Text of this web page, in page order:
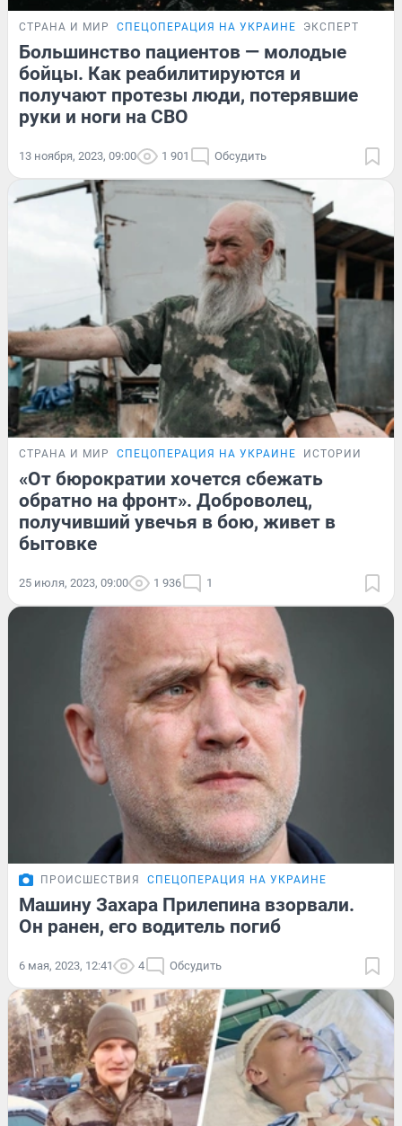
СТРАНА И МИР СПЕЦОПЕРАЦИЯ НА УКРАИНЕ ЭКСПЕРТ
Большинство пациентов — молодые
бойцы. Как реабилитируются и
получают протезы люди, потерявшие
руки и ноги на СВО
13 ноября, 2023, 09:00 1 901 Обсудить
СТРАНА И МИР СПЕЦОПЕРАЦИЯ НА УКРАИНЕ ИСТОРИИ
«От бюрократии хочется сбежать
обратно на фронт». Доброволец,
получивший увечья в бою, живет в
бытовке
25 июля, 2023, 09:00 1 936 1
ПРОИСШЕСТВИЯ СПЕЦОПЕРАЦИЯ НА УКРАИНЕ
Машину Захара Прилепина взорвали.
Он ранен, его водитель погиб
6 мая, 2023, 12:41 4 Обсудить